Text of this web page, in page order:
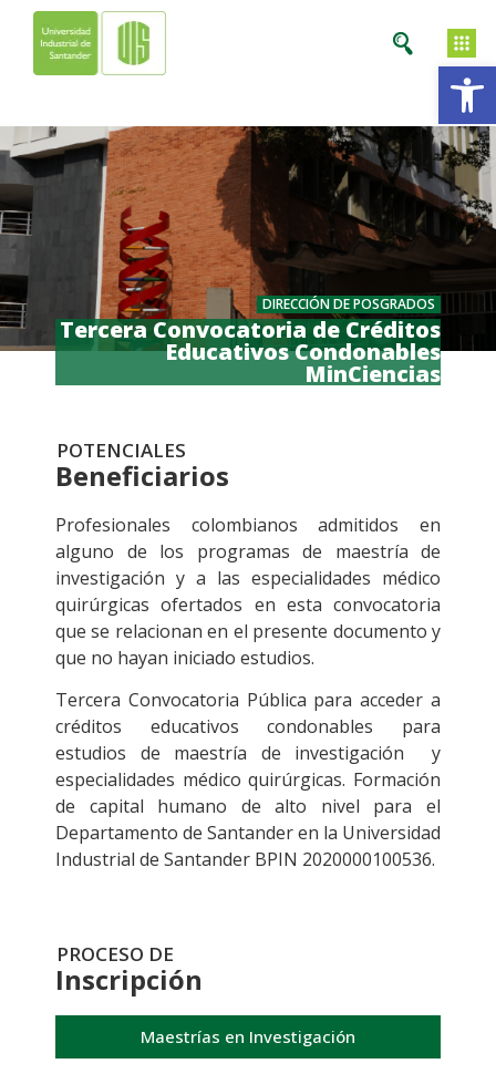
DIRECCIÓN DE POSGRADOS
Tercera Convocatoria de Créditos
Educativos Condonables
MinCiencias
POTENCIALES
Beneficiarios
Profesionales colombianos admitidos en
alguno de los programas de maestría de
investigación y a las especialidades médico
quirúrgicas ofertados en esta convocatoria
que se relacionan en el presente documento y
que no hayan iniciado estudios.
Tercera Convocatoria Pública para acceder a
créditos educativos condonables para
estudios de maestría de investigación y
especialidades médico quirúrgicas. Formación
de capital humano de alto nivel para el
Departamento de Santander en la Universidad
Industrial de Santander BPIN 2020000100536.
PROCESO DE
Inscripción
Maestrías en Investigación